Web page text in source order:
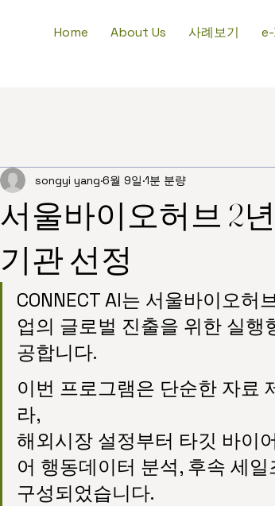
Home About Us 사례보기
서울바이오허브 2
기관 선정
songyi yang 6월 9일 1분 분량
CONNECT AI는 서울바이오허
업의 글로벌 진출을 위한 실행
공합니다.
이번 프로그램은 단순한 자료
라,
해외시장 설정부터 타깃 바이
어 행동데이터 분석, 후속 세
구성되었습니다.